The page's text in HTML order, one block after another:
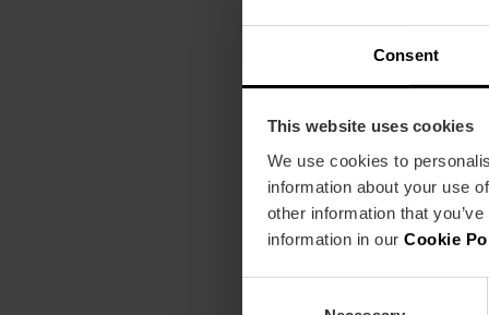
Consent
This website uses cookies
We use cookies to
information about your use
other information that
information in our Cookie